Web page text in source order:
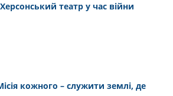
театр у час війни
кожного – служити землі, де